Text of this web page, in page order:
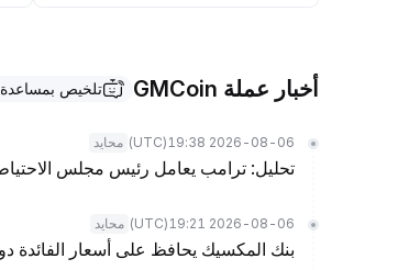
أخبار عملة GMCoin تلخيص بمساعدة TradeGPT
2026-08-06 19:38
(UTC) محايد
تحليل: ترامب يعامل رئيس مجلس
2026-08-06 19:21
(UTC) محايد
بنك المكسيك يحافظ على أسعار الفائدة دون تغيير عند